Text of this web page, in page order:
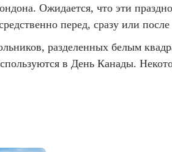
Ожидается, что эти
перед, сразу или
разделенных белым
в День Канады.